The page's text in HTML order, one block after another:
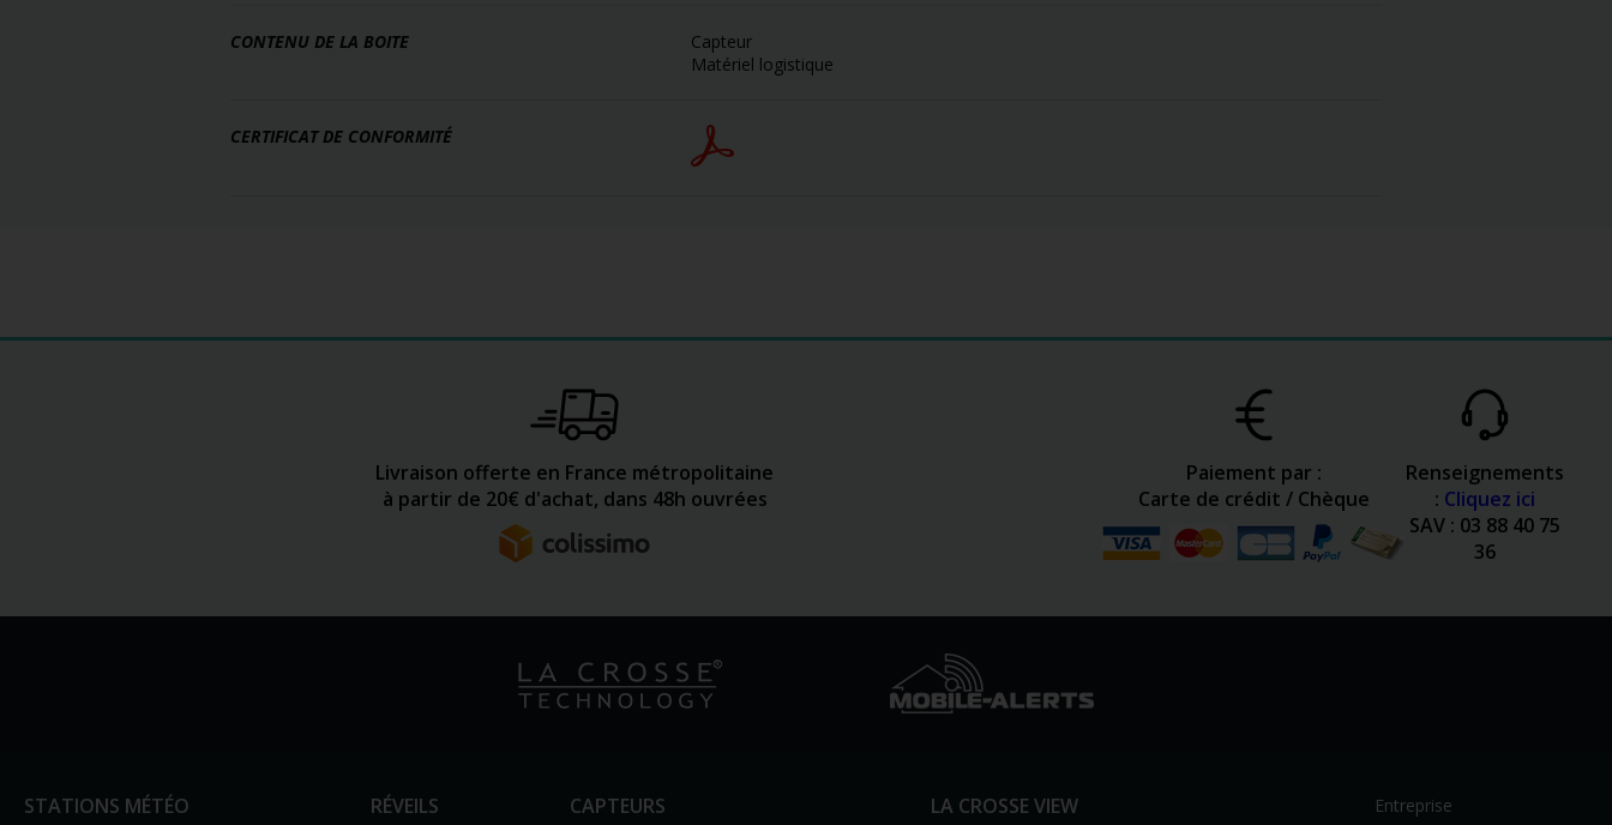
CONTENU DE LA BOITE
Capteur
Matériel logistique
CERTIFICAT DE CONFORMITÉ
Livraison offerte en France métropolitaine
à partir de 20€ d'achat, dans 48h ouvrées
Paiement par :
Carte de crédit / Chèque
Renseignements
: Cliquez ici
SAV : 03 88 40 75
36
STATIONS MÉTÉO RÉVEILS CAPTEURS LA CROSSE VIEW Entreprise